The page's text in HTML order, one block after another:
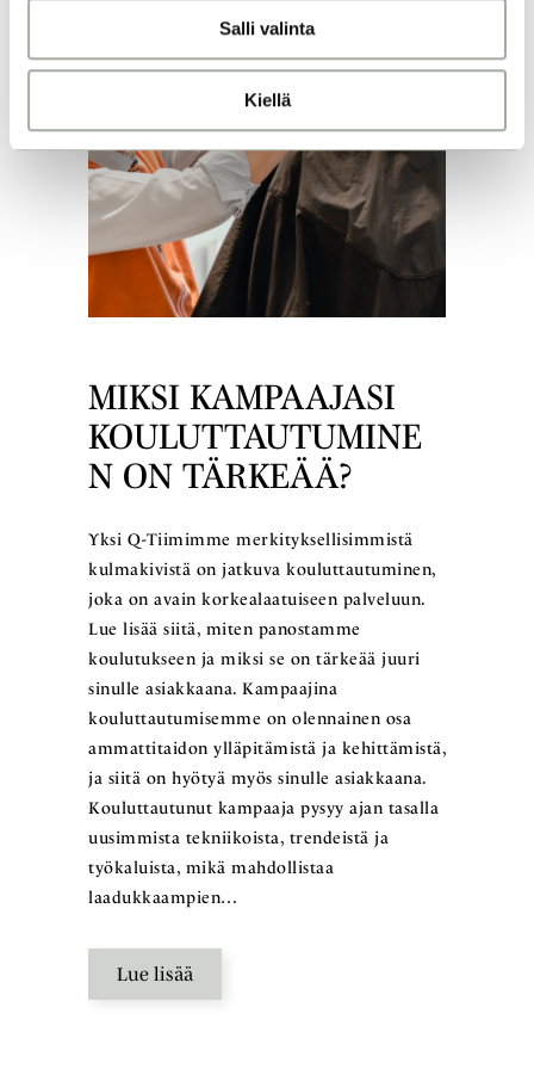
Salli valinta
Kiellä
MIKSI KAMPAAJASI
KOULUTTAUTUMINE
N ON TÄRKEÄÄ?
Yksi Q-Tiimimme merkityksellisimmistä
kulmakivistä on jatkuva kouluttautuminen,
joka on avain korkealaatuiseen palveluun.
Lue lisää siitä, miten panostamme
koulutukseen ja miksi se on tärkeää juuri
sinulle asiakkaana. Kampaajina
kouluttautumisemme on olennainen osa
ammattitaidon ylläpitämistä ja kehittämistä,
ja siitä on hyötyä myös sinulle asiakkaana.
Kouluttautunut kampaaja pysyy ajan tasalla
uusimmista tekniikoista, trendeistä ja
työkaluista, mikä mahdollistaa
laadukkaampien…
Lue lisää